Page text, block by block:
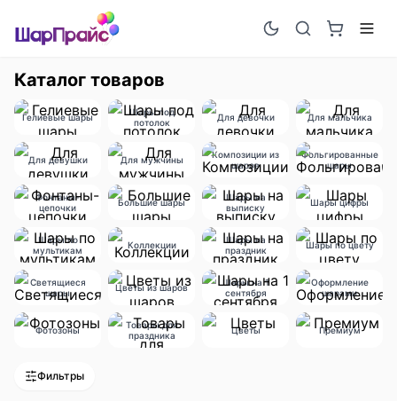
Каталог товаров
Гелиевые шары
Шары под
потолок
Для девочки Для мальчика
Для девушки Для мужчины
Композиции из
шаров
Фольгированные
шары
Фонтаны-
цепочки
Большие шары
Шары на
выписку
Шары цифры
Шары по
мультикам
Коллекции
Шары на
праздник
Шары по цвету
Светящиеся
шары
Цветы из шаров
Шары на 1
сентября
Оформление
шарами
Фотозоны
Товары для
праздника
Цветы Премиум
Фильтры